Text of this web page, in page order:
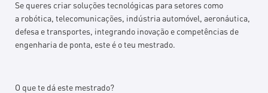
Se queres criar soluções tecnológicas para setores como
a robótica, telecomunicações, indústria automóvel, aeronáutica,
defesa e transportes, integrando inovação e competências de
engenharia de ponta, este é o teu mestrado.
O que te dá este mestrado?